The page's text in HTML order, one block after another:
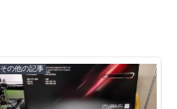
その他の記事